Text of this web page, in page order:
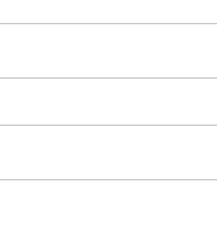
戶名: 社團法人台灣自